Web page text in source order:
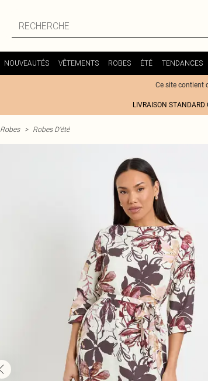
NOUVEAUTÉS VÊTEMENTS ROBES ÉTÉ TENDANCES
Ce site contient
LIVRAISON STANDARD
Robes > Robes D'été